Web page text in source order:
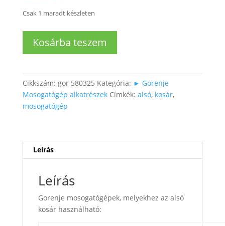
Csak 1 maradt készleten
Mosogatógép
alsóKosárba teszem
Cikkszám: gor 580325 Kategória: ► Gorenje
Mosogatógép alkatrészek Címkék: alsó, kosár,
mosogatógép
Leírás
Leírás
Gorenje mosogatógépek, melyekhez az alsó
kosár használható: